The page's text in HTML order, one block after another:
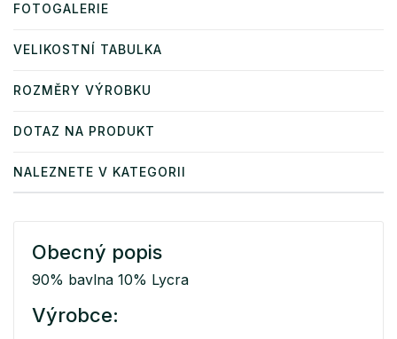
FOTOGALERIE
VELIKOSTNÍ TABULKA
ROZMĚRY VÝROBKU
DOTAZ NA PRODUKT
NALEZNETE V KATEGORII
Obecný popis
90% bavlna 10% Lycra
Výrobce: